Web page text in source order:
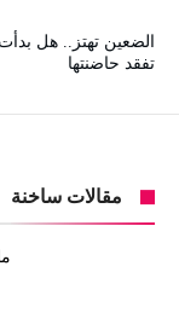
الضعين تهتز.. هل بدأت
تفقد حاضنتها
مقالات ساخنة